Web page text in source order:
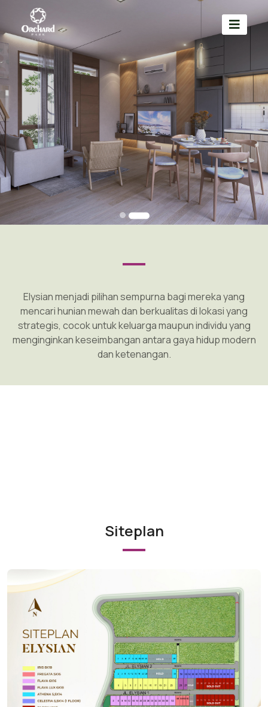
Elysian menjadi pilihan sempurna bagi mereka yang
mencari hunian mewah dan berkualitas di lokasi yang
strategis, cocok untuk keluarga maupun individu yang
menginginkan keseimbangan antara gaya hidup modern
dan ketenangan.
Siteplan